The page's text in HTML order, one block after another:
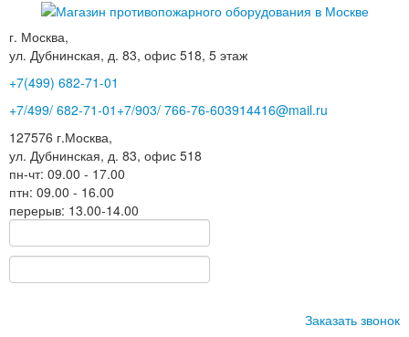
г. Москва,
ул. Дубнинская, д. 83, офис 518, 5 этаж
+7(499) 682-71-01
+7/499/ 682-71-01 +7/903/ 766-76-603914416@mail.ru
127576 г.Москва,
ул. Дубнинская, д. 83, офис 518
пн-чт: 09.00 - 17.00
птн: 09.00 - 16.00
перерыв: 13.00-14.00
Заказать звонок